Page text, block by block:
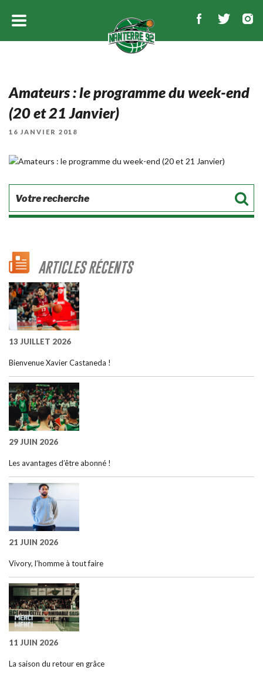
Amateurs : le programme du week-end
(20 et 21 Janvier)
PUBLIÉ
16 JANVIER 2018
ARTICLES RÉCENTS
13 JUILLET 2026
Bienvenue Xavier Castaneda !
29 JUIN 2026
Les avantages d’être abonné !
21 JUIN 2026
Vivory, l’homme à tout faire
11 JUIN 2026
La saison du retour en grâce